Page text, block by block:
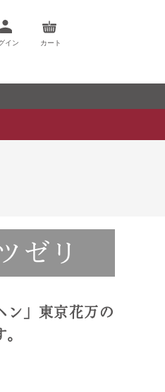
イン カート
ゼリ
ン」東京花万の